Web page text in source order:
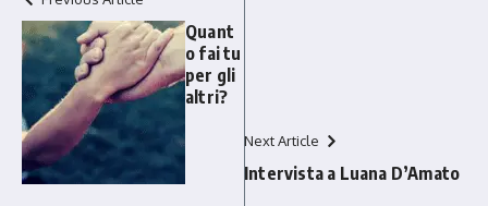
Quant
o fai tu
per gli
altri?
Next Article
Intervista a Luana D’Amato